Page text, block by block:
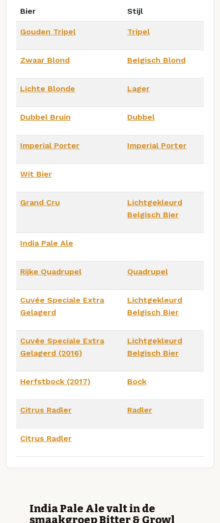
Bier Stijl
Gouden Tripel Tripel
Zwaar Blond Belgisch Blond
Lichte Blonde Lager
Dubbel Bruin Dubbel
Imperial Porter Imperial Porter
Wit Bier
Grand Cru
Lichtgekleurd
Belgisch Bier
India Pale Ale
Rijke Quadrupel Quadrupel
Cuvée Speciale Extra
Gelagerd
Lichtgekleurd
Belgisch Bier
Cuvée Speciale Extra
Gelagerd (2016)
Lichtgekleurd
Belgisch Bier
Herfstbock (2017) Bock
Citrus Radler Radler
Citrus Radler
India Pale Ale valt in de
smaakgroep Bitter & Growl